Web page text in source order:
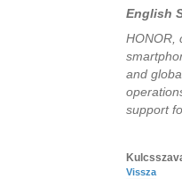
English
HONOR,
and
support
Vissza